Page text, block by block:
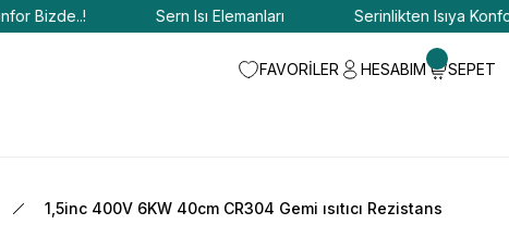
Sern Isı Elemanları Serinlikten Isıya Konfor
FAVORİLER HESABIM SEPET
1,5inc 400V 6KW 40cm CR304 Gemi ısıtıcı Rezistans